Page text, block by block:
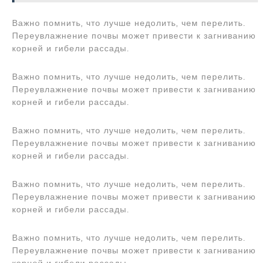
Важно помнить‚ что лучше недолить‚ чем перелить.
Переувлажнение почвы может привести к загниванию
корней и гибели рассады.
Важно помнить‚ что лучше недолить‚ чем перелить.
Переувлажнение почвы может привести к загниванию
корней и гибели рассады.
Важно помнить‚ что лучше недолить‚ чем перелить.
Переувлажнение почвы может привести к загниванию
корней и гибели рассады.
Важно помнить‚ что лучше недолить‚ чем перелить.
Переувлажнение почвы может привести к загниванию
корней и гибели рассады.
Важно помнить‚ что лучше недолить‚ чем перелить.
Переувлажнение почвы может привести к загниванию